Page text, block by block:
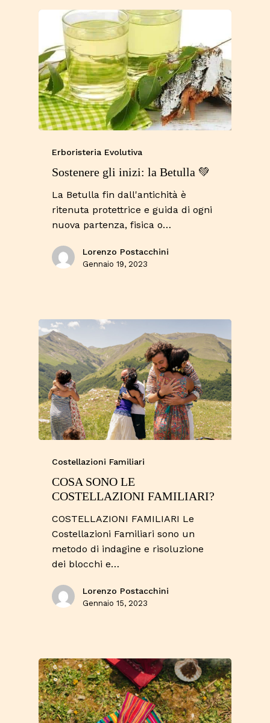
Erboristeria Evolutiva
Sostenere gli inizi: la Betulla 💚
La Betulla fin dall'antichità è
ritenuta protettrice e guida di ogni
nuova partenza, fisica o…
Lorenzo Postacchini
Gennaio 19, 2023
Costellazioni Familiari
COSA SONO LE
COSTELLAZIONI FAMILIARI?
COSTELLAZIONI FAMILIARI Le
Costellazioni Familiari sono un
metodo di indagine e risoluzione
dei blocchi e…
Lorenzo Postacchini
Gennaio 15, 2023